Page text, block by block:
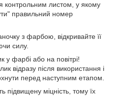
контрольним листом, у якому
правильний номер
з фарбою, відкривайте її
силу.
у фарбі або на повітрі!
відразу після використання і
перед наступним етапом.
підвищену міцність, тому їх